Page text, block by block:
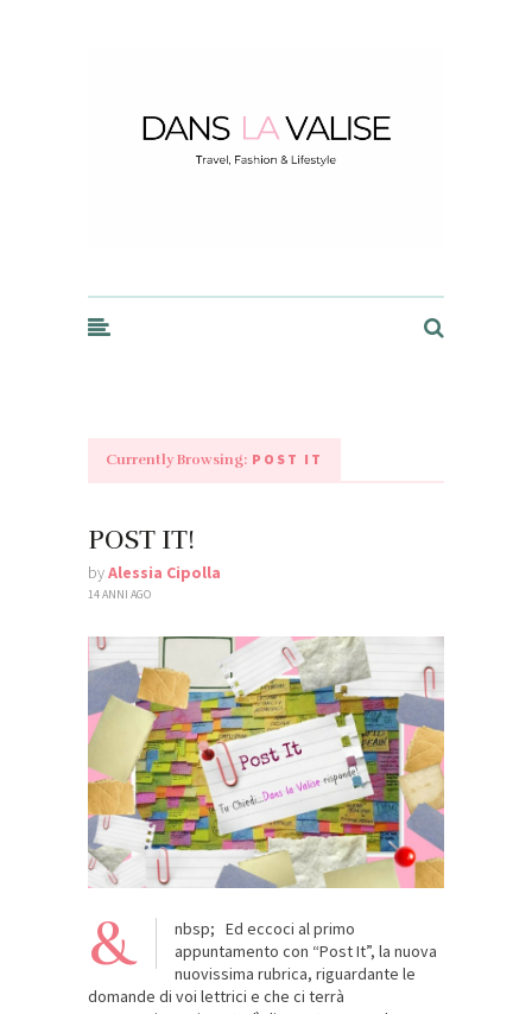
Currently Browsing: POST IT
POST IT!
byAlessia Cipolla
14 ANNI AGO
&
nbsp; Ed eccoci al primo
appuntamento con “Post It”, la nuova
nuovissima rubrica, riguardante le
domande di voi lettrici e che ci terrà